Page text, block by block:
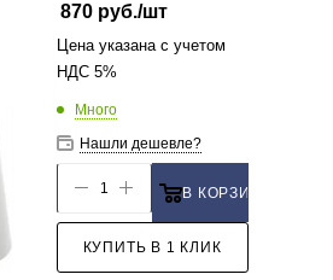
870руб./шт
Цена указана с учетом
НДС 5%
Много
Нашли дешевле?
В КОРЗИНУ
КУПИТЬ В 1 КЛИК